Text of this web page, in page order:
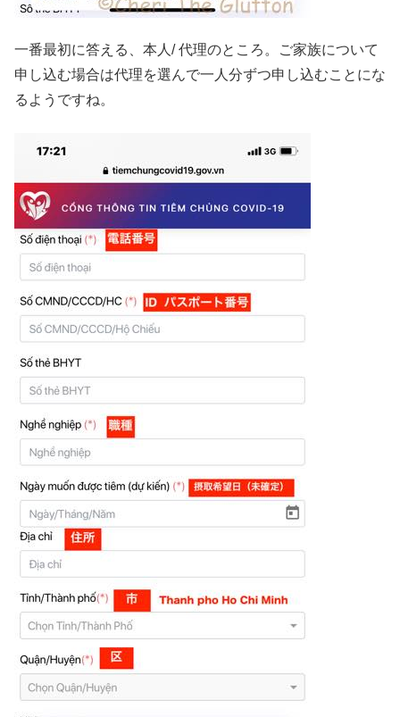
一番最初に答える、本人/ 代理のところ。ご家族について
申し込む場合は代理を選んで一人分ずつ申し込むことにな
るようですね。